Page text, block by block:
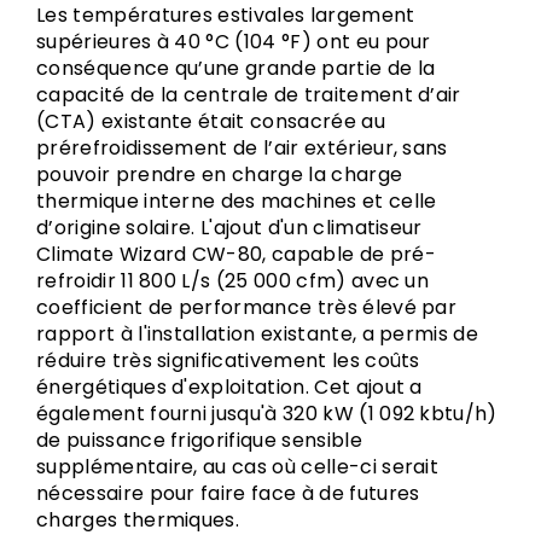
Les températures estivales largement
supérieures à 40 °C (104 °F) ont eu pour
conséquence qu’une grande partie de la
capacité de la centrale de traitement d’air
(CTA) existante était consacrée au
prérefroidissement de l’air extérieur, sans
pouvoir prendre en charge la charge
thermique interne des machines et celle
d’origine solaire. L'ajout d'un climatiseur
Climate Wizard CW-80, capable de pré-
refroidir 11 800 L/s (25 000 cfm) avec un
coefficient de performance très élevé par
rapport à l'installation existante, a permis de
réduire très significativement les coûts
énergétiques d'exploitation. Cet ajout a
également fourni jusqu'à 320 kW (1 092 kbtu/h)
de puissance frigorifique sensible
supplémentaire, au cas où celle-ci serait
nécessaire pour faire face à de futures
charges thermiques.